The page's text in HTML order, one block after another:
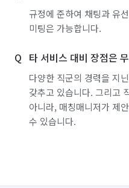
규정에 준하여 채팅과 유
미팅은 가능합니다.
타 서비스 대비 장점은
다양한 직군의 경력을 지
갖추고 있습니다. 그리고
아니라, 매칭매니저가 제
수 있습니다.